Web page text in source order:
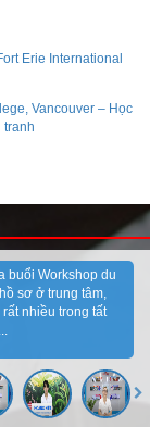
Erie International
Vancouver – Học
tranh
buổi Workshop du
sơ ở trung tâm,
nhiều trong tất